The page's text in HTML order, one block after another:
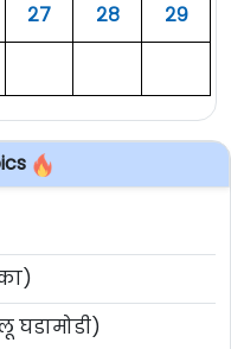
२७ २८
२९
घडामोडी)